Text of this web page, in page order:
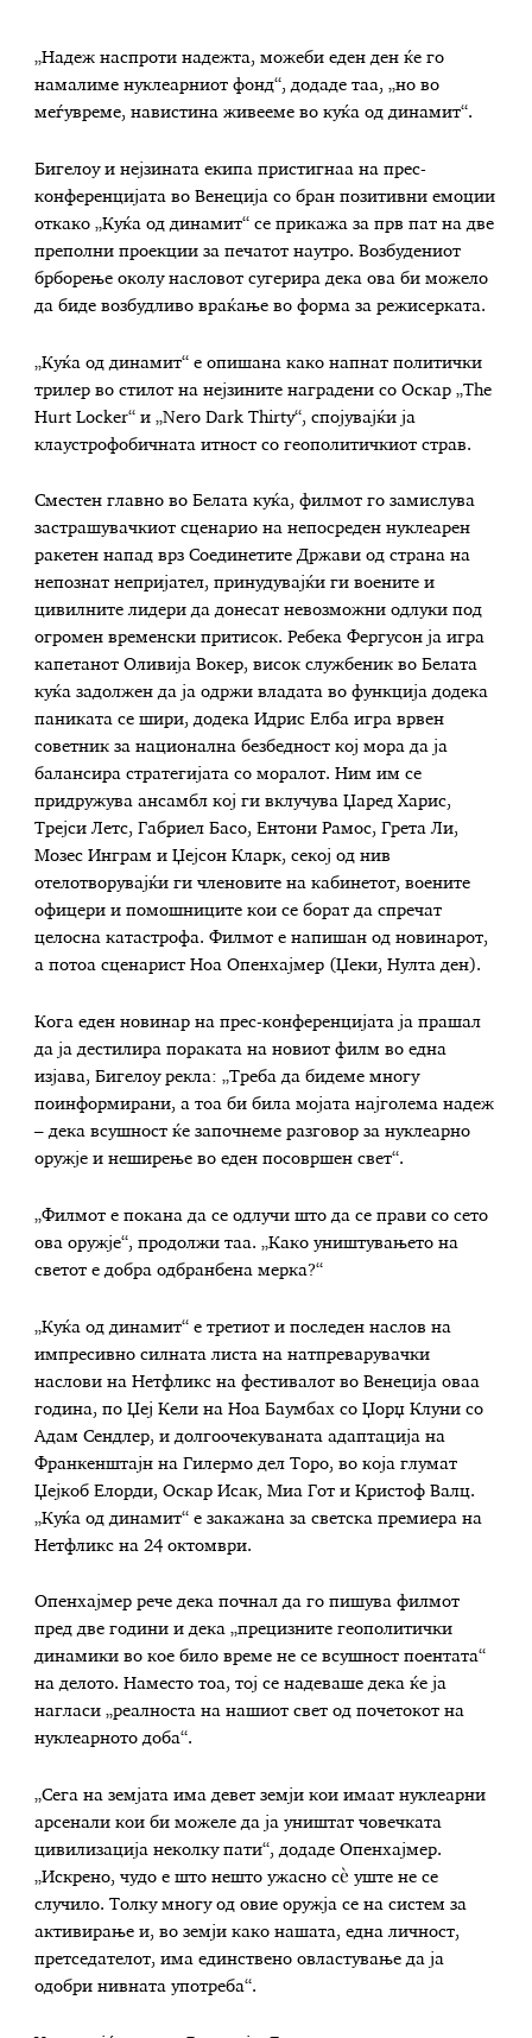
„Надеж наспроти надежта, можеби еден ден ќе го
намалиме нуклеарниот фонд“, додаде таа, „но во
меѓувреме, навистина живееме во куќа од динамит“.
Бигелоу и нејзината екипа пристигнаа на прес-
конференцијата во Венеција со бран позитивни емоции
откако „Куќа од динамит“ се прикажа за прв пат на две
преполни проекции за печатот наутро. Возбудениот
брборење околу насловот сугерира дека ова би можело
да биде возбудливо враќање во форма за режисерката.
„Куќа од динамит“ е опишана како напнат политички
трилер во стилот на нејзините наградени со Оскар „The
Hurt Locker“ и „Nero Dark Thirty“, спојувајќи ја
клаустрофобичната итност со геополитичкиот страв.
Сместен главно во Белата куќа, филмот го замислува
застрашувачкиот сценарио на непосреден нуклеарен
ракетен напад врз Соединетите Држави од страна на
непознат непријател, принудувајќи ги воените и
цивилните лидери да донесат невозможни одлуки под
огромен временски притисок. Ребека Фергусон ја игра
капетанот Оливија Вокер, висок службеник во Белата
куќа задолжен да ја одржи владата во функција додека
паниката се шири, додека Идрис Елба игра врвен
советник за национална безбедност кој мора да ја
балансира стратегијата со моралот. Ним им се
придружува ансамбл кој ги вклучува Џаред Харис,
Трејси Летс, Габриел Басо, Ентони Рамос, Грета Ли,
Мозес Инграм и Џејсон Кларк, секој од нив
отелотворувајќи ги членовите на кабинетот, воените
офицери и помошниците кои се борат да спречат
целосна катастрофа. Филмот е напишан од новинарот,
а потоа сценарист Ноа Опенхајмер (Џеки, Нулта ден).
Кога еден новинар на прес-конференцијата ја прашал
да ја дестилира пораката на новиот филм во една
изјава, Бигелоу рекла: „Треба да бидеме многу
поинформирани, а тоа би била мојата најголема надеж
– дека всушност ќе започнеме разговор за нуклеарно
оружје и неширење во еден посовршен свет“.
„Филмот е покана да се одлучи што да се прави со сето
ова оружје“, продолжи таа. „Како уништувањето на
светот е добра одбранбена мерка?“
„Куќа од динамит“ е третиот и последен наслов на
импресивно силната листа на натпреварувачки
наслови на Нетфликс на фестивалот во Венеција оваа
година, по Џеј Кели на Ноа Баумбах со Џорџ Клуни со
Адам Сендлер, и долгоочекуваната адаптација на
Франкенштајн на Гилермо дел Торо, во која глумат
Џејкоб Елорди, Оскар Исак, Миа Гот и Кристоф Валц.
„Куќа од динамит“ е закажана за светска премиера на
Нетфликс на 24 октомври.
Опенхајмер рече дека почнал да го пишува филмот
пред две години и дека „прецизните геополитички
динамики во кое било време не се всушност поентата“
на делото. Наместо тоа, тој се надеваше дека ќе ја
нагласи „реалноста на нашиот свет од почетокот на
нуклеарното доба“.
„Сега на земјата има девет земји кои имаат нуклеарни
арсенали кои би можеле да ја уништат човечката
цивилизација неколку пати“, додаде Опенхајмер.
„Искрено, чудо е што нешто ужасно сè уште не се
случило. Толку многу од овие оружја се на систем за
активирање и, во земји како нашата, една личност,
претседателот, има единствено овластување да ја
одобри нивната употреба“.